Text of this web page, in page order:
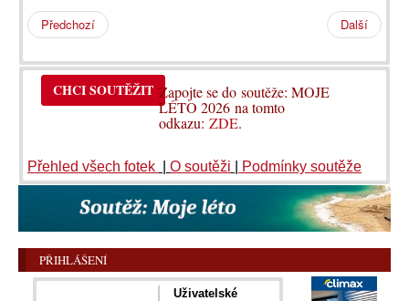
Předchozí Další
CHCI SOUTĚŽIT Zapojte se do soutěže: MOJE
LÉTO 2026 na tomto
odkazu:ZDE.
Přehled všech fotek O soutěži Podmínky soutěže
PŘIHLÁŠENÍ
Uživatelské